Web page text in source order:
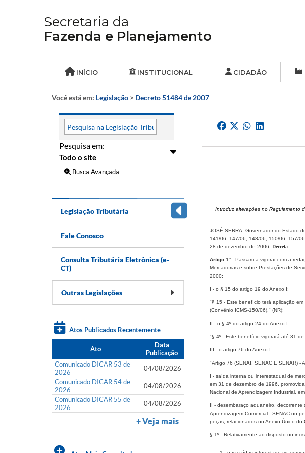
Secretaria da
Fazenda e Planejamento
INÍCIO INSTITUCIONAL CIDADÃO
Você está em: Legislação > Decreto 51484 de 2007
Pesquisa em:
Busca Avançada
Legislação Tributária
Fale Conosco
Consulta Tributária Eletrônica (e-
CT)
Outras Legislações
Atos Publicados Recentemente
Ato
Data
Publicação
Comunicado DICAR 53 de
2026
04/08/2026
Comunicado DICAR 54 de
2026
04/08/2026
Comunicado DICAR 55 de
2026
04/08/2026
+ Veja mais
Introduz alterações no Regulamento
JOSÉ SERRA, Governador do Estado
141/06, 147/06, 148/06, 150/06, 157/
28 de dezembro de 2006, Decreta:
Artigo 1°- Passam a vigorar com a
Mercadorias e sobre Prestações de
2000:
I - o § 15 do artigo 19 do Anexo I:
"§ 15 - Este benefício terá aplicação
(Convênio ICMS-150/06)." (NR);
II - o § 4º do artigo 24 do Anexo I:
"§ 4º - Este benefício vigorará até 31
III - o artigo 76 do Anexo I:
"Artigo 76 (SENAI, SENAC E SENAR) -
I - saída interna ou interestadual de
em 31 de dezembro de 1996,
Nacional de Aprendizagem Industrial,
II - desembaraço aduaneiro,
Aprendizagem Comercial - SENAC ou
peças, relacionados no Anexo Único
§ 1º - Relativamente ao disposto no